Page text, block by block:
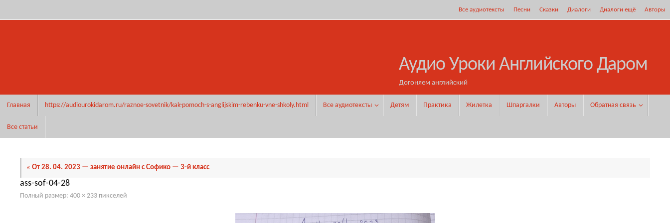
к
Все аудиотексты Песни Сказки Диалоги Диалоги ещё Авторы
Аудио Уроки Английского Даром
Догоняем английский
Главная https://audiourokidarom.ru/raznoe-sovetnik/kak-pomoch-s-anglijskim-rebenku-vne-shkoly.html Все аудиотексты Детям Практика Жилетка Шпаргалки Авторы Обратная связь
Все статьи
« От 28. 04. 2023 — занятие онлайн с Софико — 3-й класс
ass-sof-04-28
Полный размер: 400 × 233 пикселей